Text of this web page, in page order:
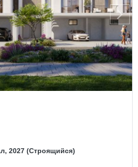
2027 (Строящийся)